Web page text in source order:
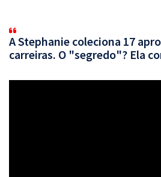
A Stephanie coleciona 17
carreiras. O "segredo"? Ela